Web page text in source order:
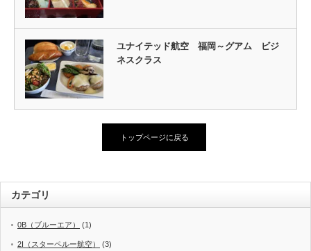
ユナイテッド航空 福岡～グアム ビジ
ネスクラス
トップページに戻る
カテゴリ
0B（ブルーエア） (1)
2I（スターペルー航空） (3)